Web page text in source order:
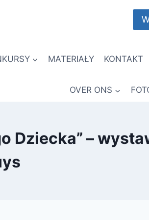
MATERIAŁY KONTAKT
OVER ONS
Dziecka” –